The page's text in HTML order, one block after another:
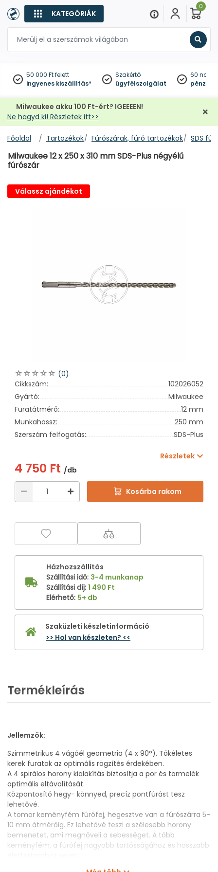
KATEGÓRIÁK
0
50 000 Ft felett
ingyenes kiszállítás*
Szakértő
ügyfélszolgálat
60
Milwaukee akku 100 Ft-ért? IGEEEEN!
Ne hagyd ki! Részletek itt>>
Főoldal Tartozékok Fúrószárak, fúró tartozékok SDS
Milwaukee 12 x 250 x 310 mm SDS-Plus négyélű
fúrószár
Válassz ajándékot
(0)
Cikkszám:
102026052
Gyártó:
Milwaukee
Furatátmérő:
12 mm
Munkahossz:
250 mm
Szerszám felfogatás:
SDS-Plus
Részletek
4 750 Ft /db
Kosárba rakom
Házhozszállítás
Szállítási idő: 3-4 munkanap
Szállítási díj: 1 490 Ft
Elérhető: 5+ db
Szaküzleti készletinformáció
>> Hol van készleten? <<
Termékleírás
Jellemzők:
Szimmetrikus 4 vágóél geometria (4 x 90°). Tökéletes
kerek furatok az optimális rögzítés érdekében.
A 4 spirálos horony kialakítás biztosítja a por és törmelék
optimális eltávolítását.
Központosító hegy- könnyed, precíz pontfúrást tesz
lehetővé.
A tömör keményfém fúrófej, hegesztve van a fúrószárra 5-
10 mm átmérőig. Ez lehetővé teszi a szélesebb horony
bemenetet, ami megnöveli a sebességet. A több
keményfém, a fúrófej nagyobb tartósságához és hosszabb